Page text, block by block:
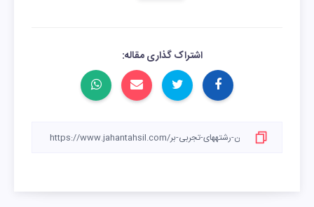
اشتراک گذاری مقاله: